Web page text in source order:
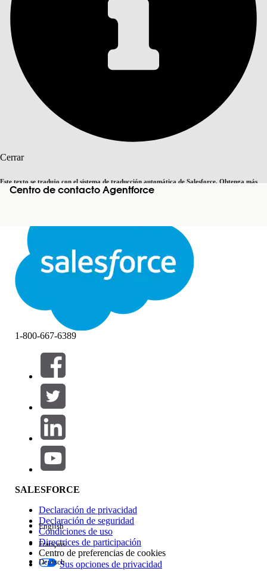
Cerrar
Este texto se tradujo con el sistema de traducción automática de Salesforce. Obtenga más
detalles aquí. Cambiar a inglés Ahora no
Cerrar Cerrar
Centro de contacto Agentforce
Índice de materias
Buscar
Filtros (0)
SELECCIONAR FILTROS
Área de productos
Repercusión de función
Edición
1-800-667-6389
SALESFORCE
Declaración de privacidad
Declaración de seguridad
Condiciones de uso
Directrices de participación
Centro de preferencias de cookies
Sus opciones de privacidad
English
Français
Deutsch